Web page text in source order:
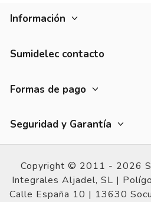
Información
Sumidelec contacto
Formas de pago
Seguridad y Garantía
Copyright © 2011 - 2026
Integrales Aljadel, SL |
Calle España 10 | 13630